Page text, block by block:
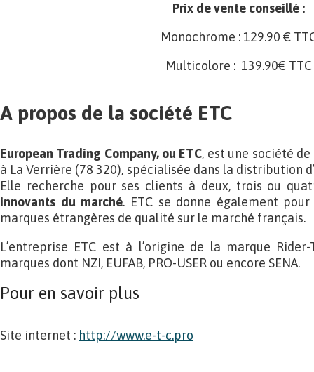
Prix de vente conseillé :
Monochrome : 129.90 €
Multicolore : 139.90€ TTC
A propos de la société ETC
European Trading Company, ou ETC, est une société
à La Verrière (78 320), spécialisée dans la distribution
Elle recherche pour ses clients à deux, trois ou
innovants du marché. ETC se donne également
marques étrangères de qualité sur le marché français.
L’entreprise ETC est à l’origine de la marque
marques dont NZI, EUFAB, PRO-USER ou encore SENA.
Pour en savoir plus
Site internet : http://www.e-t-c.pro